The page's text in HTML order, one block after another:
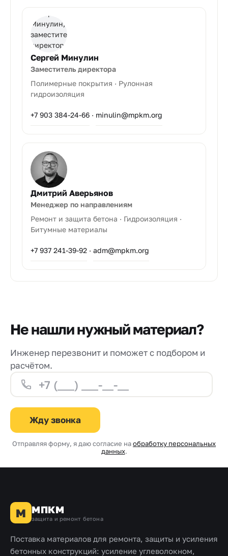
Сергей Минулин
Заместитель директора
Полимерные покрытия · Рулонная
гидроизоляция
+7 903 384-24-66 · minulin@mpkm.org
Дмитрий Аверьянов
Менеджер по направлениям
Ремонт и защита бетона · Гидроизоляция ·
Битумные материалы
+7 937 241-39-92 · adm@mpkm.org
Не нашли нужный материал?
Инженер перезвонит и поможет с подбором и
расчётом.
Жду звонка
Отправляя форму, я даю согласие наобработку персональных
данных.
М МПКМ
защита и ремонт бетона
Поставка материалов для ремонта, защиты и усиления
бетонных конструкций: усиление углеволокном,